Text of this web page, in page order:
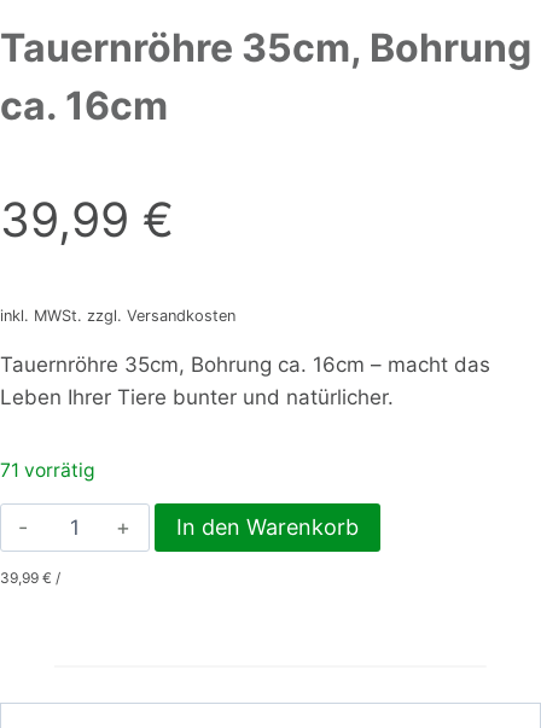
Tauernröhre 35cm, Bohrung
ca. 16cm
39,99 €
inkl. MWSt. zzgl. Versandkosten
Tauernröhre 35cm, Bohrung ca. 16cm – macht das
Leben Ihrer Tiere bunter und natürlicher.
71 vorrätig
Tauernröhre
35cm,
Bohrung
In den Warenkorb
39,99 € /